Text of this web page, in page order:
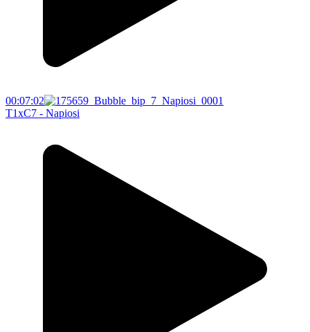
00:07:02
T1xC7 - Napiosi